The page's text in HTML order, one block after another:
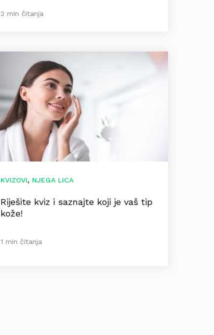
2 min čitanja
KVIZOVI, NJEGA LICA
Riješite kviz i saznajte koji je vaš tip
kože!
1 min čitanja